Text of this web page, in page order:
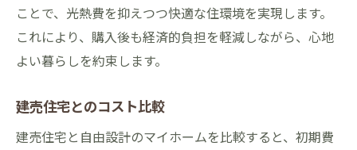
ことで、光熱費を抑えつつ快適な住環境を実現します。
これにより、購入後も経済的負担を軽減しながら、心地
よい暮らしを約束します。
建売住宅とのコスト比較
建売住宅と自由設計のマイホームを比較すると、初期費